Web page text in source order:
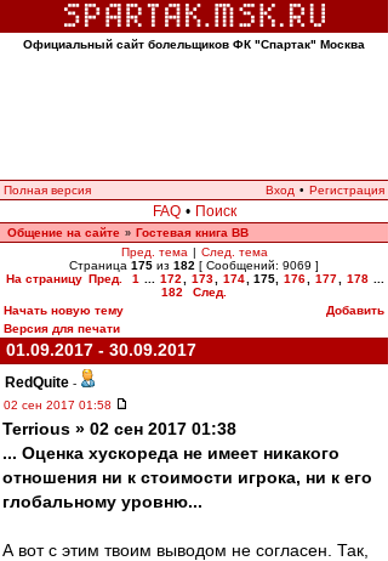
Официальный сайт болельщиков ФК "Спартак" Москва
Полная версия Вход • Регистрация
FAQ • Поиск
Общение на сайте » Гостевая книга ВВ
Пред. тема | След. тема
Страница 175 из 182 [ Сообщений: 9069 ]
На страницу Пред. 1 172 173 174 175, 176 177 178
182
След.
Начать новую тему
Добавить
Версия для печати
01.09.2017 - 30.09.2017
RedQuite -
02 сен 2017 01:58
Terrious » 02 сен 2017 01:38
... Оценка хускореда не имеет никакого
отношения ни к стоимости игрока, ни к его
глобальному уровню...
А вот с этим твоим выводом не согласен. Так,